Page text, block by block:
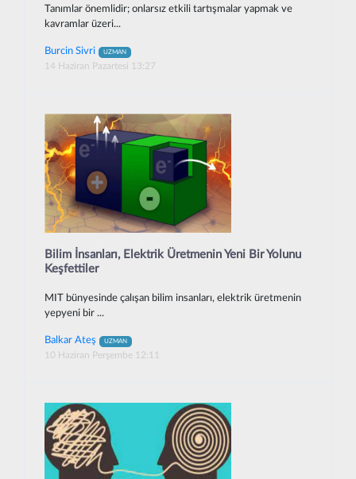
Tanımlar önemlidir; onlarsız etkili tartışmalar yapmak ve
kavramlar üzeri...
Burcin Sivri UZMAN
14 Haziran Pazartesi 13:27
Bilim İnsanları, Elektrik Üretmenin Yeni Bir Yolunu
Keşfettiler
MIT bünyesinde çalışan bilim insanları, elektrik üretmenin
yepyeni bir ...
Balkar Ateş UZMAN
10 Haziran Perşembe 12:11